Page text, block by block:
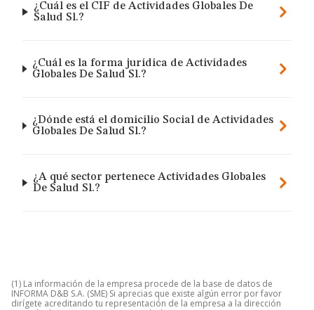
¿Cuál es el CIF de Actividades Globales De
Salud Sl.?
¿Cuál es la forma jurídica de Actividades
Globales De Salud Sl.?
¿Dónde está el domicilio Social de Actividades
Globales De Salud Sl.?
¿A qué sector pertenece Actividades Globales
De Salud Sl.?
(1) La información de la empresa procede de la base de datos de
INFORMA D&B S.A. (SME) Si aprecias que existe algún error por favor
dirígete acreditando tu representación de la empresa a la dirección